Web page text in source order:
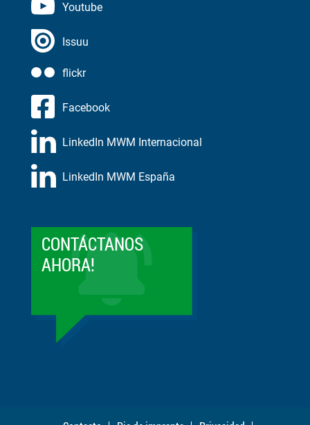
Youtube
Issuu
flickr
Facebook
LinkedIn MWM Internacional
LinkedIn MWM España
CONTÁCTANOS
AHORA!